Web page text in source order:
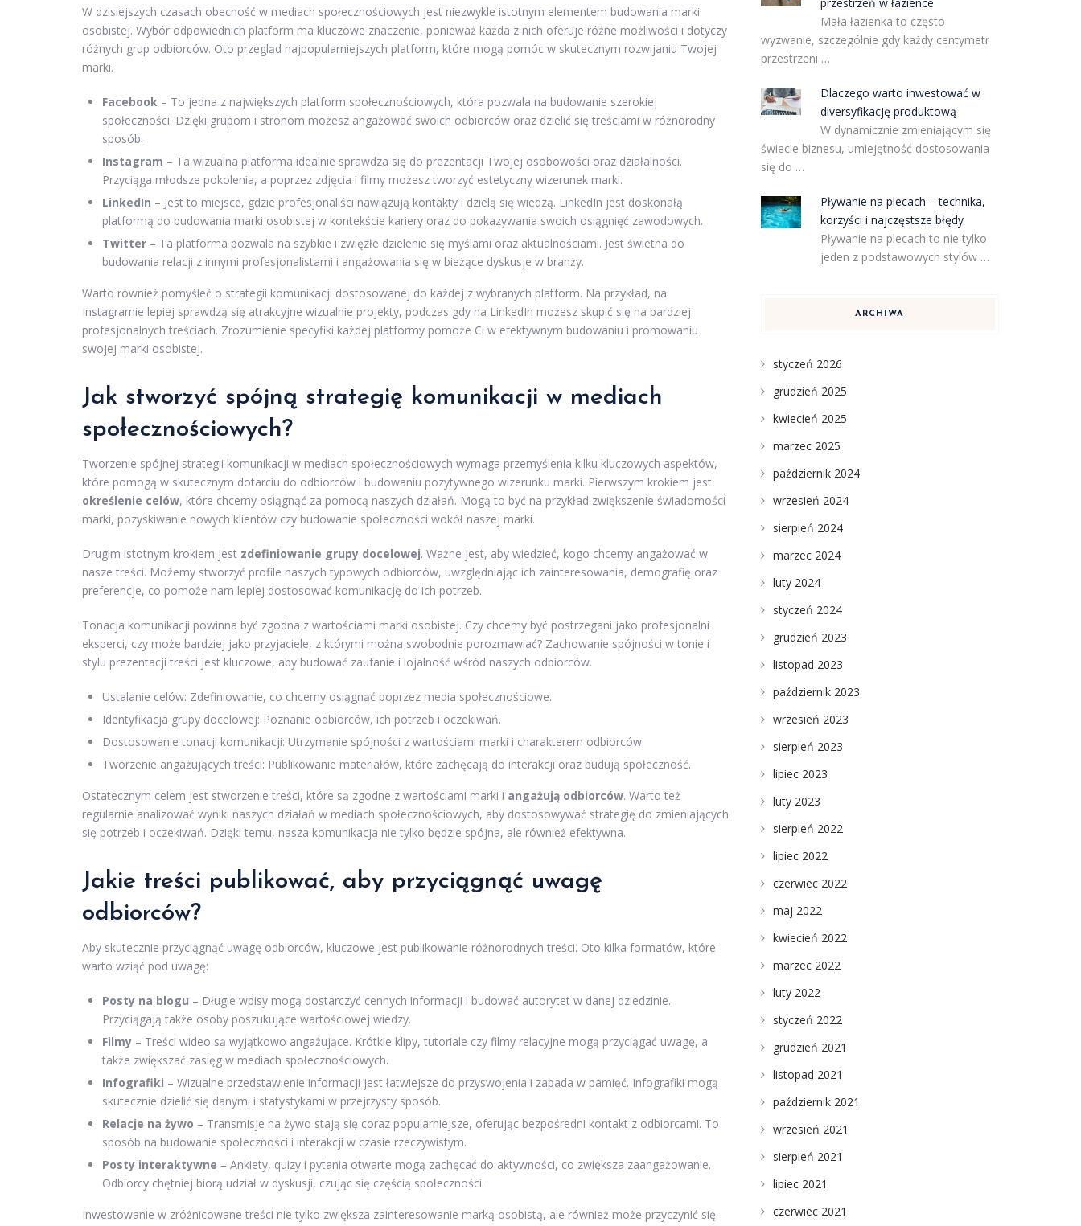
W dzisiejszych czasach obecność w mediach społecznościowych jest niezwykle istotnym elementem budowania marki
osobistej. Wybór odpowiednich platform ma kluczowe znaczenie, ponieważ każda z nich oferuje różne możliwości i dotyczy
różnych grup odbiorców. Oto przegląd najpopularniejszych platform, które mogą pomóc w skutecznym rozwijaniu Twojej
marki.
Facebook – To jedna z największych platform społecznościowych, która pozwala na budowanie szerokiej
społeczności. Dzięki grupom i stronom możesz angażować swoich odbiorców oraz dzielić się treściami w różnorodny
sposób.
Instagram – Ta wizualna platforma idealnie sprawdza się do prezentacji Twojej osobowości oraz działalności.
Przyciąga młodsze pokolenia, a poprzez zdjęcia i filmy możesz tworzyć estetyczny wizerunek marki.
LinkedIn – Jest to miejsce, gdzie profesjonaliści nawiązują kontakty i dzielą się wiedzą. LinkedIn jest doskonałą
platformą do budowania marki osobistej w kontekście kariery oraz do pokazywania swoich osiągnięć zawodowych.
Twitter – Ta platforma pozwala na szybkie i zwięzłe dzielenie się myślami oraz aktualnościami. Jest świetna do
budowania relacji z innymi profesjonalistami i angażowania się w bieżące dyskusje w branży.
Warto również pomyśleć o strategii komunikacji dostosowanej do każdej z wybranych platform. Na przykład, na
Instagramie lepiej sprawdzą się atrakcyjne wizualnie projekty, podczas gdy na LinkedIn możesz skupić się na bardziej
profesjonalnych treściach. Zrozumienie specyfiki każdej platformy pomoże Ci w efektywnym budowaniu i promowaniu
swojej marki osobistej.
Jak stworzyć spójną strategię komunikacji w mediach
społecznościowych?
Tworzenie spójnej strategii komunikacji w mediach społecznościowych wymaga przemyślenia kilku kluczowych aspektów,
które pomogą w skutecznym dotarciu do odbiorców i budowaniu pozytywnego wizerunku marki. Pierwszym krokiem jest
określenie celów, które chcemy osiągnąć za pomocą naszych działań. Mogą to być na przykład zwiększenie świadomości
marki, pozyskiwanie nowych klientów czy budowanie społeczności wokół naszej marki.
Drugim istotnym krokiem jest zdefiniowanie grupy docelowej. Ważne jest, aby wiedzieć, kogo chcemy angażować w
nasze treści. Możemy stworzyć profile naszych typowych odbiorców, uwzględniając ich zainteresowania, demografię oraz
preferencje, co pomoże nam lepiej dostosować komunikację do ich potrzeb.
Tonacja komunikacji powinna być zgodna z wartościami marki osobistej. Czy chcemy być postrzegani jako profesjonalni
eksperci, czy może bardziej jako przyjaciele, z którymi można swobodnie porozmawiać? Zachowanie spójności w tonie i
stylu prezentacji treści jest kluczowe, aby budować zaufanie i lojalność wśród naszych odbiorców.
Ustalanie celów: Zdefiniowanie, co chcemy osiągnąć poprzez media społecznościowe.
Identyfikacja grupy docelowej: Poznanie odbiorców, ich potrzeb i oczekiwań.
Dostosowanie tonacji komunikacji: Utrzymanie spójności z wartościami marki i charakterem odbiorców.
Tworzenie angażujących treści: Publikowanie materiałów, które zachęcają do interakcji oraz budują społeczność.
Ostatecznym celem jest stworzenie treści, które są zgodne z wartościami marki i angażują odbiorców. Warto też
regularnie analizować wyniki naszych działań w mediach społecznościowych, aby dostosowywać strategię do zmieniających
się potrzeb i oczekiwań. Dzięki temu, nasza komunikacja nie tylko będzie spójna, ale również efektywna.
Jakie treści publikować, aby przyciągnąć uwagę
odbiorców?
Aby skutecznie przyciągnąć uwagę odbiorców, kluczowe jest publikowanie różnorodnych treści. Oto kilka formatów, które
warto wziąć pod uwagę:
Posty na blogu – Długie wpisy mogą dostarczyć cennych informacji i budować autorytet w danej dziedzinie.
Przyciągają także osoby poszukujące wartościowej wiedzy.
Filmy – Treści wideo są wyjątkowo angażujące. Krótkie klipy, tutoriale czy filmy relacyjne mogą przyciągać uwagę, a
także zwiększać zasięg w mediach społecznościowych.
Infografiki – Wizualne przedstawienie informacji jest łatwiejsze do przyswojenia i zapada w pamięć. Infografiki mogą
skutecznie dzielić się danymi i statystykami w przejrzysty sposób.
Relacje na żywo – Transmisje na żywo stają się coraz popularniejsze, oferując bezpośredni kontakt z odbiorcami. To
sposób na budowanie społeczności i interakcji w czasie rzeczywistym.
Posty interaktywne – Ankiety, quizy i pytania otwarte mogą zachęcać do aktywności, co zwiększa zaangażowanie.
Odbiorcy chętniej biorą udział w dyskusji, czując się częścią społeczności.
Inwestowanie w zróżnicowane treści nie tylko zwiększa zainteresowanie marką osobistą, ale również może przyczynić się
Mała łazienka to często
wyzwanie, szczególnie gdy każdy centymetr
przestrzeni …
Dlaczego warto inwestować w
diversyfikację produktową
W dynamicznie zmieniającym się
świecie biznesu, umiejętność dostosowania
się do …
Pływanie na plecach – technika,
korzyści i najczęstsze błędy
Pływanie na plecach to nie tylko
jeden z podstawowych stylów …
ARCHIWA
styczeń 2026
grudzień 2025
kwiecień 2025
marzec 2025
październik 2024
wrzesień 2024
sierpień 2024
marzec 2024
luty 2024
styczeń 2024
grudzień 2023
listopad 2023
październik 2023
wrzesień 2023
sierpień 2023
lipiec 2023
luty 2023
sierpień 2022
lipiec 2022
czerwiec 2022
maj 2022
kwiecień 2022
marzec 2022
luty 2022
styczeń 2022
grudzień 2021
listopad 2021
październik 2021
wrzesień 2021
sierpień 2021
lipiec 2021
czerwiec 2021